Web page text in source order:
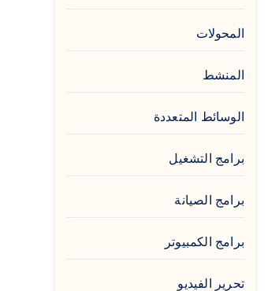
المحولات
المنشط
الوسائط المتعددة
برامج التشغيل
برامج الصيانة
برامج الكمبيوتر
تحرير الفيديو